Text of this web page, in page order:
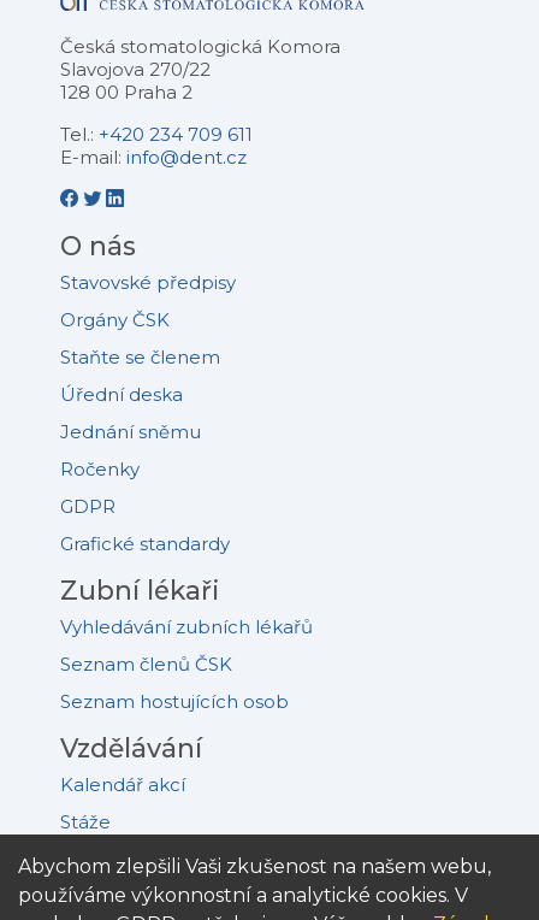
Abychom zlepšili Vaši zkušenost na našem webu,
používáme výkonnostní a analytické cookies. V
Česká stomatologická Komora
Slavojova 270/22
128 00 Praha 2
Tel.: +420 234 709 611
E-mail: info@dent.cz
O nás
Stavovské předpisy
Orgány ČSK
Staňte se členem
Úřední deska
Jednání sněmu
Ročenky
GDPR
Grafické standardy
Zubní lékaři
Vyhledávání zubních lékařů
Seznam členů ČSK
Seznam hostujících osob
Vzdělávání
Kalendář akcí
Stáže
Akreditovaná pracoviště
Kongres PDD